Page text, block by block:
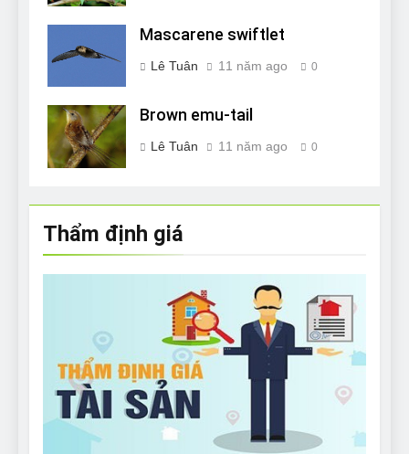
Mascarene swiftlet
Lê Tuân 11 năm ago 0
Brown emu-tail
Lê Tuân 11 năm ago 0
Thẩm định giá